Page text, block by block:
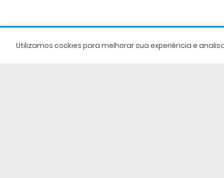
Utilizamos cookies para melhorar sua experiência e